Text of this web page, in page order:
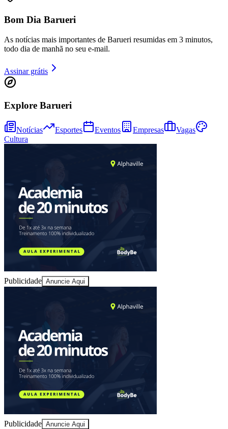
Juventude
Bom Dia Barueri
As notícias mais importantes de Barueri resumidas em 3 minutos,
todo dia de manhã no seu e-mail.
Assinar grátis
Explore Barueri
Notícias Esportes Eventos Empresas
Vagas
Cultura
Publicidade Anuncie Aqui
Publicidade Anuncie Aqui